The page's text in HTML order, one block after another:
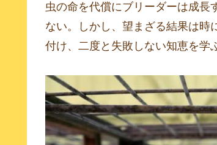
虫の命を代償にブリーダーは成長
ない。しかし、望まざる結果は時
付け、二度と失敗しない知恵を学